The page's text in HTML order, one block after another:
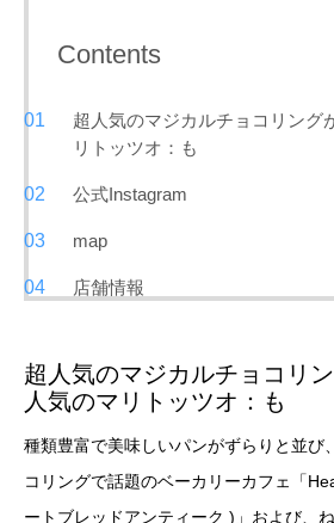
Contents
超人気のマジカルチョコリング
リトッツオ：も
公式Instagram
map
店舗情報
超人気のマジカルチョコリ
人気のマリトッツオ：も
種類豊富で美味しいパンがずらりと並び
コリングで話題のベーカリーカフェ「
ートブレッドアンティーク )」および、